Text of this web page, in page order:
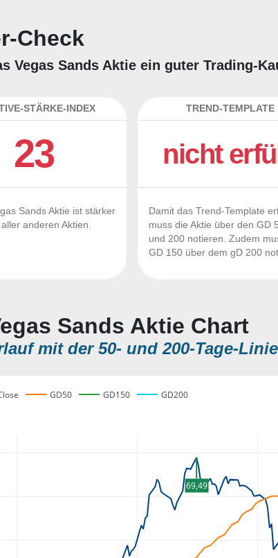
Check
Vegas Sands Aktie ein guter Trading-
STÄRKE-INDEX
23
Sands Aktie ist stärker
anderen Aktien.
TREND-TEMPLATE
nicht
Damit das Trend-Template
muss die Aktie über den GD
und 200 notieren. Zudem
GD 150 über dem gD 200
Sands Aktie Chart
mit der 50- und 200-Tage-
GD50 GD150 GD200
69,49